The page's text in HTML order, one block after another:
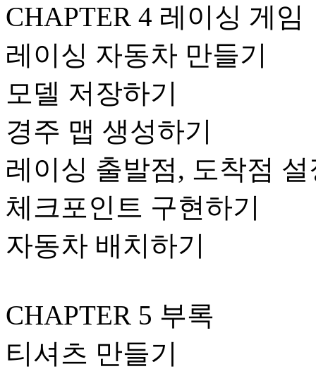
CHAPTER 4 레이싱 게임
레이싱 자동차 만들기
모델 저장하기
경주 맵 생성하기
레이싱 출발점, 도착점
체크포인트 구현하기
자동차 배치하기
CHAPTER 5 부록
티셔츠 만들기